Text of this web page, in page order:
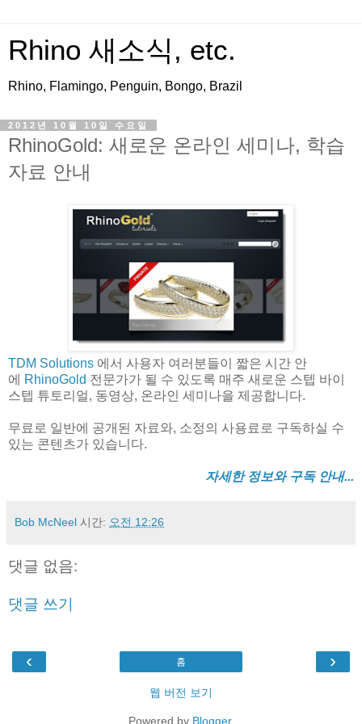
Rhino 새소식, etc.
Rhino, Flamingo, Penguin, Bongo, Brazil
2012년 10월 10일 수요일
RhinoGold: 새로운 온라인 세미나, 학습
자료 안내
TDM Solutions 에서 사용자 여러분들이 짧은 시간 안
에
RhinoGold 전문가가 될 수 있도록 매주 새로운 스텝 바이
스텝 튜토리얼, 동영상, 온라인 세미나을 제공합니다.
무료로 일반에 공개된 자료와, 소정의 사용료로 구독하실 수
있는 콘텐츠가 있습니다.
자세한 정보와 구독 안내...
Bob McNeel 시간: 오전 12:26
댓글 없음:
댓글 쓰기
‹ ›
홈
웹 버전 보기
Powered by Blogger.